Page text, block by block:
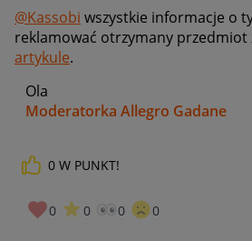
@Kassobi wszystkie informacje o
reklamować otrzymany przedmiot
artykule.
Ola
Moderatorka Allegro Gadane
0 W PUNKT!
0 0 0 0